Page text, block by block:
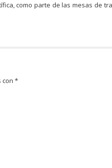
como parte de las mesas de
con*